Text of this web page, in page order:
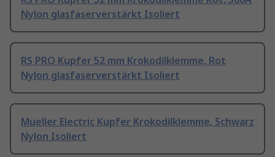
Nylon glasfaserverstärkt Isoliert
RS PRO Kupfer 52 mm Krokodilklemme, Rot
Nylon glasfaserverstärkt Isoliert
Mueller Electric Kupfer Krokodilklemme, Schwarz
Nylon Isoliert